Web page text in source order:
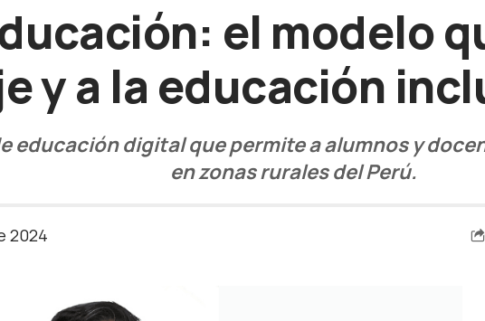
el modelo
y a la educación
educación digital que permite a alumnos y
en zonas rurales del Perú.
2024